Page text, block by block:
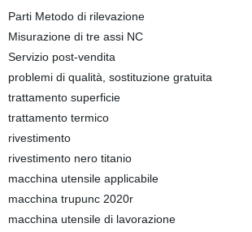
Parti Metodo di rilevazione
Misurazione di tre assi NC
Servizio post-vendita
problemi di qualità, sostituzione gratuita
trattamento superficie
trattamento termico
rivestimento
rivestimento nero titanio
macchina utensile applicabile
macchina trupunc 2020r
macchina utensile di lavorazione